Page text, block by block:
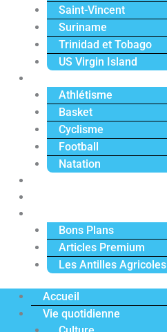
Saint-Vincent
Suriname
Trinidad et Tobago
US Virgin Island
Athlétisme
Basket
Cyclisme
Football
Natation
Bons Plans
Articles Premium
Les Antilles Agricoles
Accueil
Vie quotidienne